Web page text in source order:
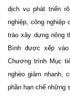
dịch vụ phát triển
nghiệp, công nghiệp
trào xây dựng nông
Bình được xếp
Chương trình Mục
nghèo giảm nhanh,
phần hạn chế những